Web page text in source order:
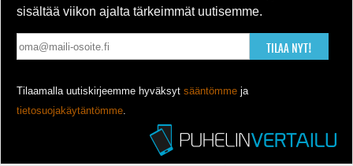
sisältää viikon ajalta tärkeimmät uutisemme.
TILAA NYT!
Tilaamalla uutiskirjeemme hyväksyt sääntömme ja
tietosuojakäytäntömme.